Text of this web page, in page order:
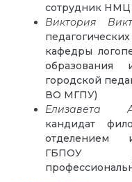
сотрудник
Виктория
кафедры
образования
городской
ВО МГПУ)
Елизавета
кандидат
отделением
ГБПОУ